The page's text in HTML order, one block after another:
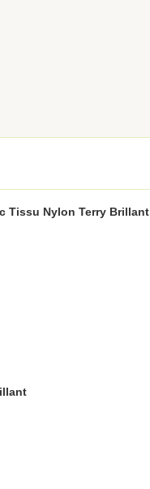
Tissu Nylon Terry Brillant